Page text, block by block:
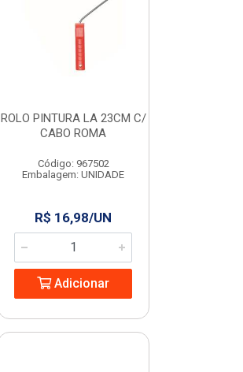
ROLO PINTURA LA 23CM C/
CABO ROMA
Código: 967502
Embalagem: UNIDADE
R$ 16,98/UN
Adicionar